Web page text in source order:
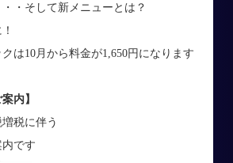
・そして新メニューとは？
は10月から料金が1,650円になります
内】
税に伴う
内です